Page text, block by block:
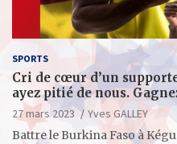
SPORTS
Cri de cœur d’un
ayez pitié de nous.
27 mars 2023
Yves GALLEY
Battre le Burkina Faso à